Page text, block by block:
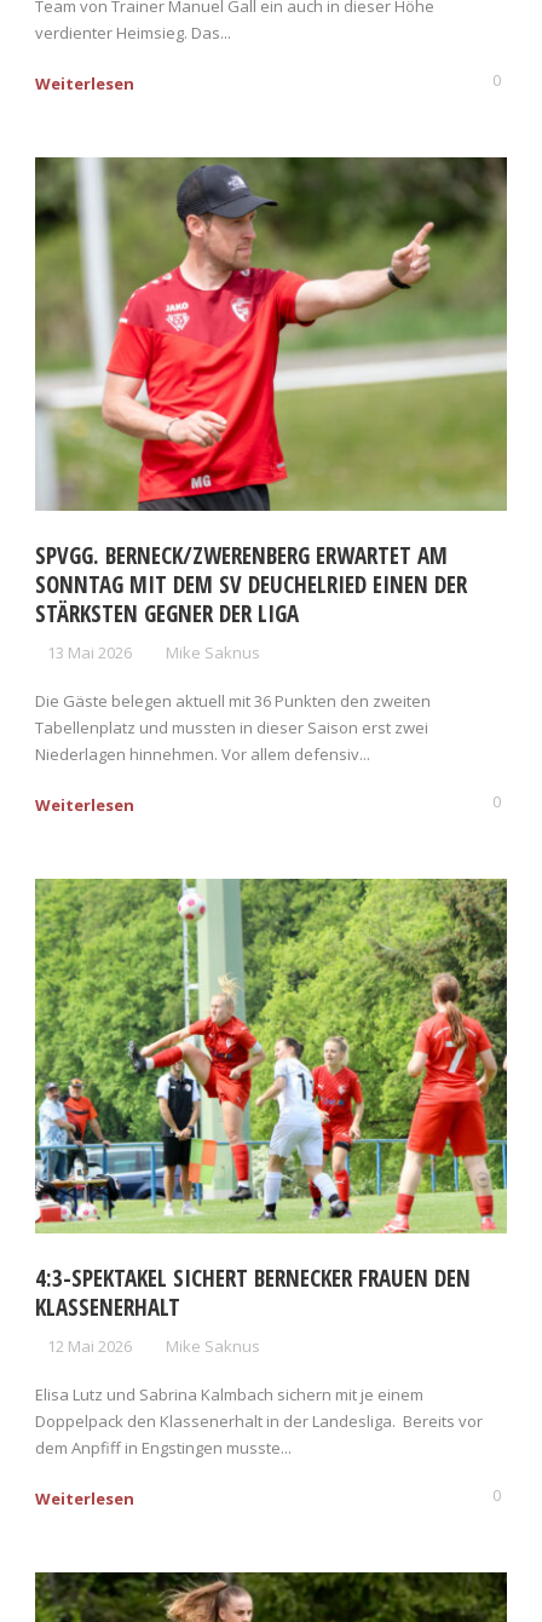
Team von Trainer Manuel Gall ein auch in dieser Höhe
verdienter Heimsieg. Das...
Weiterlesen 0
SPVGG. BERNECK/ZWERENBERG ERWARTET AM
SONNTAG MIT DEM SV DEUCHELRIED EINEN DER
STÄRKSTEN GEGNER DER LIGA
13 Mai 2026 Mike Saknus
Die Gäste belegen aktuell mit 36 Punkten den zweiten
Tabellenplatz und mussten in dieser Saison erst zwei
Niederlagen hinnehmen. Vor allem defensiv...
Weiterlesen 0
4:3-SPEKTAKEL SICHERT BERNECKER FRAUEN DEN
KLASSENERHALT
12 Mai 2026 Mike Saknus
Elisa Lutz und Sabrina Kalmbach sichern mit je einem
Doppelpack den Klassenerhalt in der Landesliga. Bereits vor
dem Anpfiff in Engstingen musste...
Weiterlesen 0